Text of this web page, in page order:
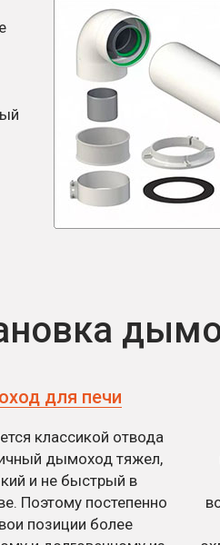
для печи
классикой отвода
дымоход тяжел,
и не быстрый в
Поэтому постепенно
позиции более